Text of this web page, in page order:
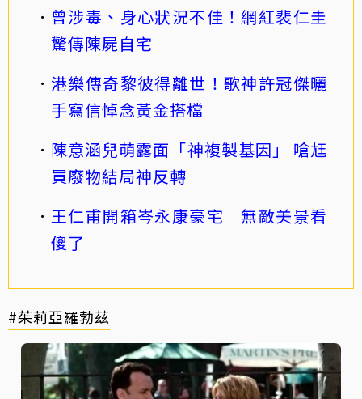
曾涉毒、身心狀況不佳！網紅裴仁圭
驚傳陳屍自宅
港樂傳奇黎彼得離世！歌神許冠傑曬
手寫信悼念黃金搭檔
陳意涵兒萌露面「神複製基因」 嗆尪
買廢物結局神反轉
王仁甫開箱岑永康豪宅 無敵美景看
傻了
#茱莉亞羅勃茲